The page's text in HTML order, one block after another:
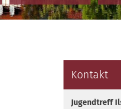
Kontakt
Jugendtreff